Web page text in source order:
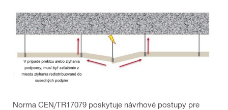
Norma CEN/TR17079 poskytuje návrhové postupy pre